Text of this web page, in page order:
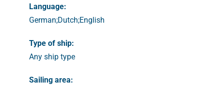
Language:
German;Dutch;English
Type of ship:
Any ship type
Sailing area: